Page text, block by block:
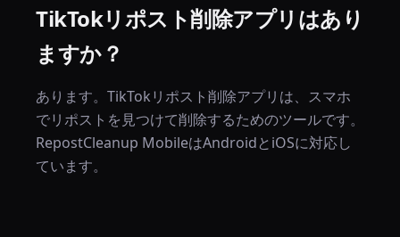
TikTokリポスト削除アプリはあり
ますか？
あります。TikTokリポスト削除アプリは、スマホ
でリポストを見つけて削除するためのツールです。
RepostCleanup MobileはAndroidとiOSに対応し
ています。